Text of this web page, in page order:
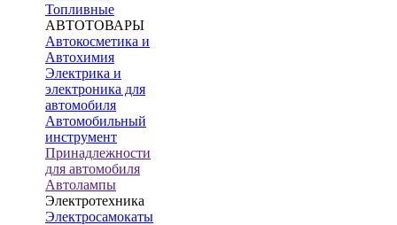
Топливные
АВТОТОВАРЫ
Автокосметика и
Автохимия
Электрика и
электроника для
автомобиля
Автомобильный
инструмент
Принадлежности
для автомобиля
Автолампы
Электротехника
Электросамокаты